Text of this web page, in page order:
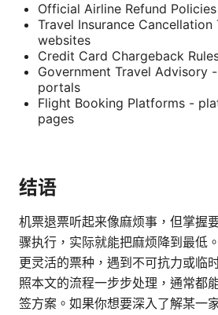
Official Airline Refund
Travel Insurance Cancellation
websites
Credit Card Chargeback
Government Travel Advisory
portals
Flight Booking Platforms -
pages
结语
机票退票听起来像麻烦事，但掌握
骤执行，实际就能把麻烦降到最低
更灵活的票种，遇到不可抗力或临
照本文的流程一步步处理，通常都
签方案。如果你想要深入了解某一